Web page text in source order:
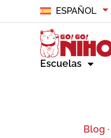
ESPAÑOL
Escuelas
Blog ·